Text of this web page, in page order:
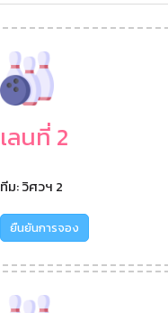
เลนที่ 2
ทีม: วิศวฯ 2
ยืนยันการจอง